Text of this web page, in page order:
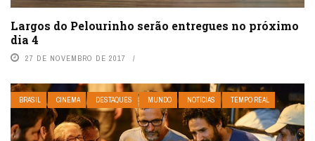
Largos do Pelourinho serão entregues no próximo
dia 4
27 DE NOVEMBRO DE 2017
BRASIL CINEMA DESTAQUES MUNDO NOTÍCIAS TEMPO REAL